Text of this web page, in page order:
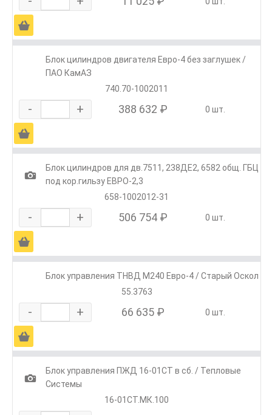
Ä
Блок цилиндров двигателя Евро-4 без заглушек /
ПАО КамАЗ
740.70-1002011
- + 388 632 ₽ 0 шт.
Ä
1
Блок цилиндров для дв.7511, 238ДЕ2, 6582 общ. ГБЦ
под кор.гильзу ЕВРО-2,3
658-1002012-31
- + 506 754 ₽ 0 шт.
Ä
Блок управления ТНВД М240 Евро-4 / Старый Оскол
55.3763
- + 66 635 ₽ 0 шт.
Ä
1
Блок управления ПЖД 16-01СТ в сб. / Тепловые
Системы
16-01СТ.МК.100